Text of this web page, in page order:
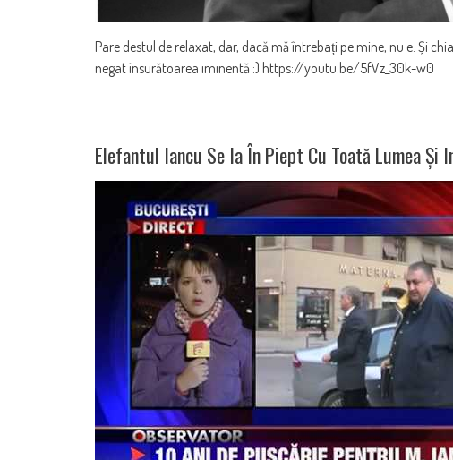
Pare destul de relaxat, dar, dacă mă întrebați pe mine, nu e. Și
negat însurătoarea iminentă :) https://youtu.be/5fVz_30k-w0
Elefantul Iancu Se Ia În Piept Cu Toată Lumea Și